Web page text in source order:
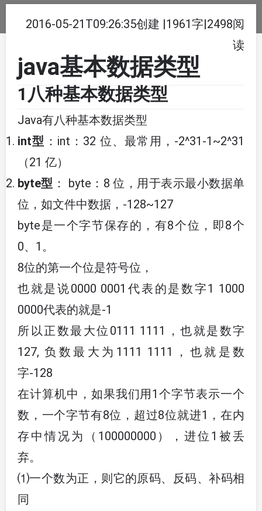
2016-05-21T09:26:35创建 |1961字|2498阅
读
java基本数据类型
1八种基本数据类型
Java有八种基本数据类型
int型 ：int：32 位、最常用，-2^31-1~2^31
（21 亿）
byte型 ： byte：8 位，用于表示最小数据单
位，如文件中数据，-128~127
byte是一个字节保存的，有8个位，即8个
0、1。
8位的第一个位是符号位，
也就是说0000 0001代表的是数字1 1000
0000代表的就是-1
所以正数最大位0111 1111，也就是数字
127, 负数最大为1111 1111，也就是数
字-128
在计算机中，如果我们用1个字节表示一个
数，一个字节有8位，超过8位就进1，在内
存中情况为（100000000），进位1被丢
弃。
⑴一个数为正，则它的原码、反码、补码相
同